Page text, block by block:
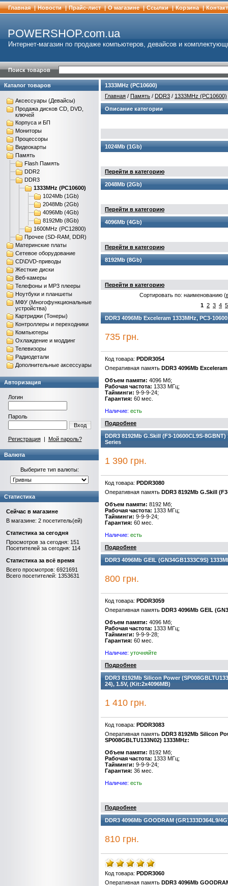
Главная | Новости | Прайс-лист | О магазине | Cсылки | Корзина |
POWERSHOP.com.ua
Интернет-магазин по продаже компьютеров, девайсов и
Поиск товаров
Каталог товаров
Аксессуары (Девайсы)
Продажа дисков CD, DVD,
ключей
Корпуса и БП
Мониторы
Процессоры
Видеокарты
Память
Flash Память
DDR2
DDR3
1333MHz (PC10600)
1024Mb (1Gb)
2048Mb (2Gb)
4096Mb (4Gb)
8192Mb (8Gb)
1600MHz (PC12800)
Прочее (SD-RAM, DDR)
Материнские платы
Сетевое оборудование
CD\DVD-приводы
Жесткие диски
Веб-камеры
Телефоны и MP3 плееры
Ноутбуки и планшеты
МФУ (Многофункциональные
устройства)
Картриджи (Тонеры)
Контроллеры и переходники
Компьютеры
Охлаждение и моддинг
Телевизоры
Радиодетали
Дополнительные аксессуары
Авторизация
Логин
Пароль
Вход
Регистрация| Мой пароль?
Валюта
Выберите тип валюты:
Статистика
Сейчас в магазине
В магазине: 2 посетитель(ей)
Статистика за сегодня
Просмотров за сегодня: 151
Посетителей за сегодня: 114
Статистика за всё время
Всего просмотров: 6921691
Всего посетителей: 1353631
1333MHz (PC10600)
Главная / Память / DDR3 / 1333MHz (PC10600)
Описание категории
1024Mb (1Gb)
Перейти в категорию
2048Mb (2Gb)
Перейти в категорию
4096Mb (4Gb)
Перейти в категорию
8192Mb (8Gb)
Перейти в категорию
Сортировать по: наименованию (
1 2 3 4 5
DDR3 4096Mb Exceleram 1333MHz, PC3-
735 грн.
Код товара: PDDR3054
Оперативная память DDR3 4096Mb
Объем памяти: 4096 Мб;
Рабочая частота: 1333 МГц;
Тайминги: 9-9-9-24;
Гарантия: 60 мес.
Наличие: есть
Подробнее
DDR3 8192Mb G.Skill (F3-10600CL9S-
Series
1 390 грн.
Код товара: PDDR3080
Оперативная память DDR3 8192Mb G.Skill
Объем памяти: 8192 Мб;
Рабочая частота: 1333 МГц;
Тайминги: 9-9-9-24;
Гарантия: 60 мес.
Наличие: есть
Подробнее
DDR3 4096Mb GEIL (GN34GB1333C9S)
800 грн.
Код товара: PDDR3059
Оперативная память DDR3 4096Mb GEIL
Объем памяти: 4096 Мб;
Рабочая частота: 1333 МГц;
Тайминги: 9-9-9-28;
Гарантия: 60 мес.
Наличие: уточняйте
Подробнее
DDR3 8192Mb Silicon Power
24), 1.5V, (Kit:2x4096MB)
1 410 грн.
Код товара: PDDR3083
Оперативная память DDR3 8192Mb Silicon
SP008GBLTU133N02) 1333MHz:
Объем памяти: 8192 Мб;
Рабочая частота: 1333 МГц;
Тайминги: 9-9-9-24;
Гарантия: 36 мес.
Наличие: есть
Подробнее
DDR3 4096Mb GOODRAM (GR1333D364L9/
810 грн.
Код товара: PDDR3060
Оперативная память DDR3 4096Mb